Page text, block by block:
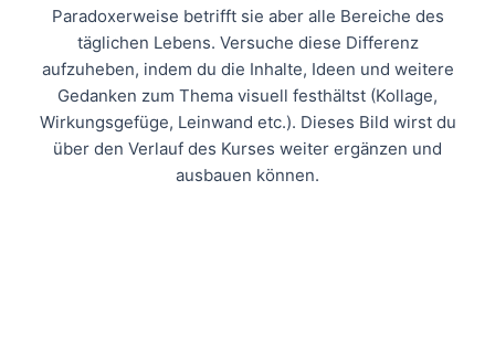
Paradoxerweise betrifft sie aber alle Bereiche des
täglichen Lebens. Versuche diese Differenz
aufzuheben, indem du die Inhalte, Ideen und weitere
Gedanken zum Thema visuell festhältst (Kollage,
Wirkungsgefüge, Leinwand etc.). Dieses Bild wirst du
über den Verlauf des Kurses weiter ergänzen und
ausbauen können.